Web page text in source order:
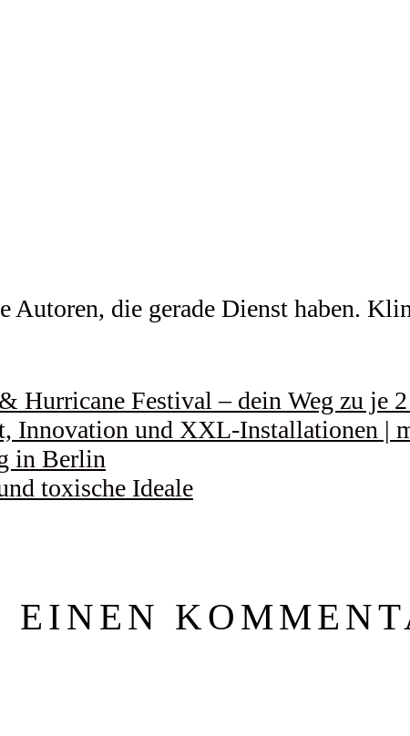
die gerade Dienst haben.
Hurricane Festival – dein Weg zu je
Innovation und XXL-Installationen |
in Berlin
toxische Ideale
EINEN